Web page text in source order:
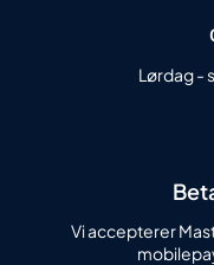
Lørdag -
Vi accepterer